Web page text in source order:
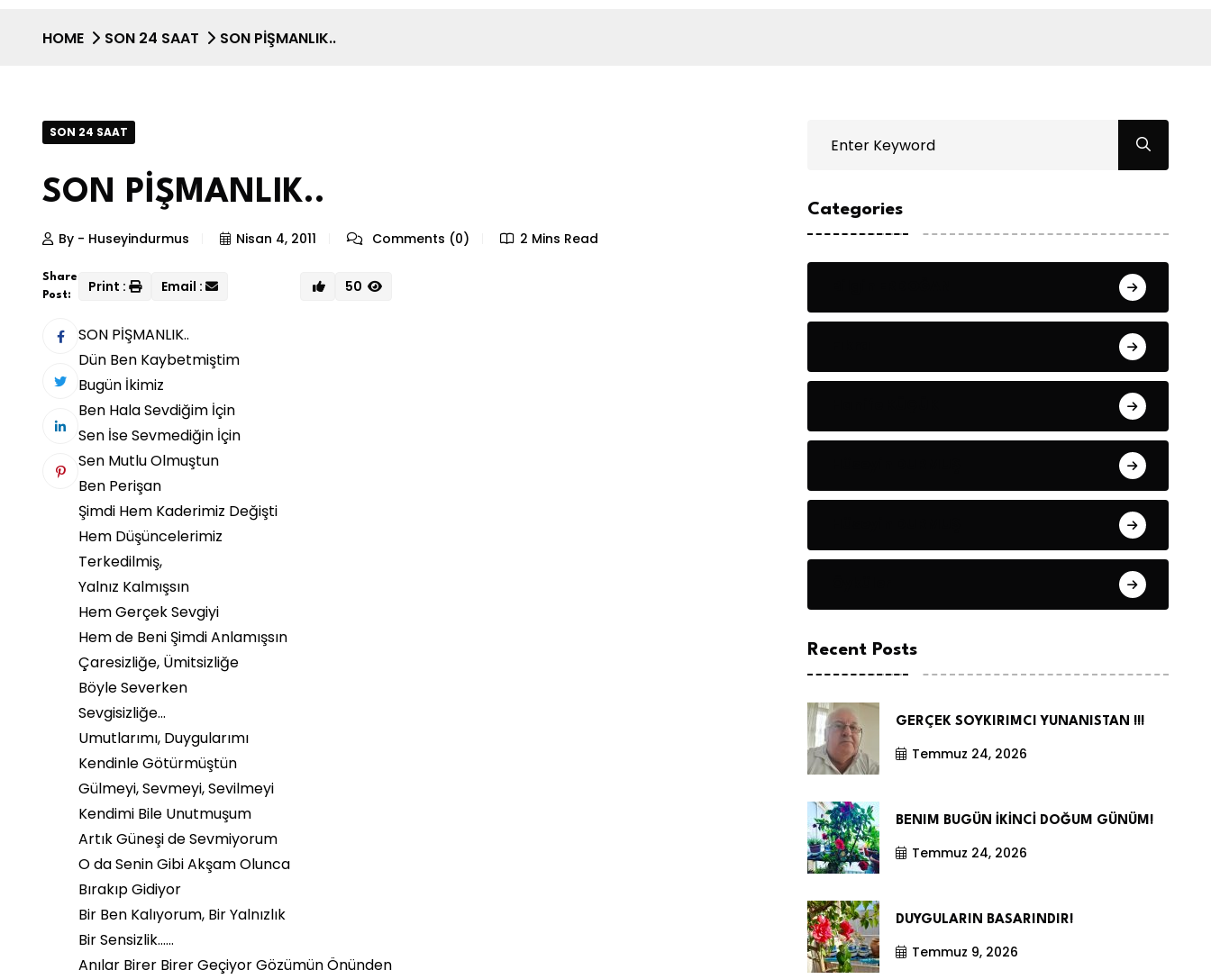
HOME SON 24 SAAT SON PİŞMANLIK..
SON 24 SAAT
SON PİŞMANLIK..
By - Huseyindurmus Nisan 4, 2011 Comments (0) 2 Mins Read
Share
Post:
Print : Email : 50
SON PİŞMANLIK..
Dün Ben Kaybetmiştim
Bugün İkimiz
Ben Hala Sevdiğim İçin
Sen İse Sevmediğin İçin
Sen Mutlu Olmuştun
Ben Perişan
Şimdi Hem Kaderimiz Değişti
Hem Düşüncelerimiz
Terkedilmiş,
Yalnız Kalmışsın
Hem Gerçek Sevgiyi
Hem de Beni Şimdi Anlamışsın
Çaresizliğe, Ümitsizliğe
Böyle Severken
Sevgisizliğe…
Umutlarımı, Duygularımı
Kendinle Götürmüştün
Gülmeyi, Sevmeyi, Sevilmeyi
Kendimi Bile Unutmuşum
Artık Güneşi de Sevmiyorum
O da Senin Gibi Akşam Olunca
Bırakıp Gidiyor
Bir Ben Kalıyorum, Bir Yalnızlık
Bir Sensizlik……
Anılar Birer Birer Geçiyor Gözümün Önünden
Categories
Recent Posts
GERÇEK SOYKIRIMCI YUNANISTAN !!!
Temmuz 24, 2026
BENIM BUGÜN İKİNCİ DOĞUM GÜNÜM!
Temmuz 24, 2026
DUYGULARIN BASARINDIR!
Temmuz 9, 2026